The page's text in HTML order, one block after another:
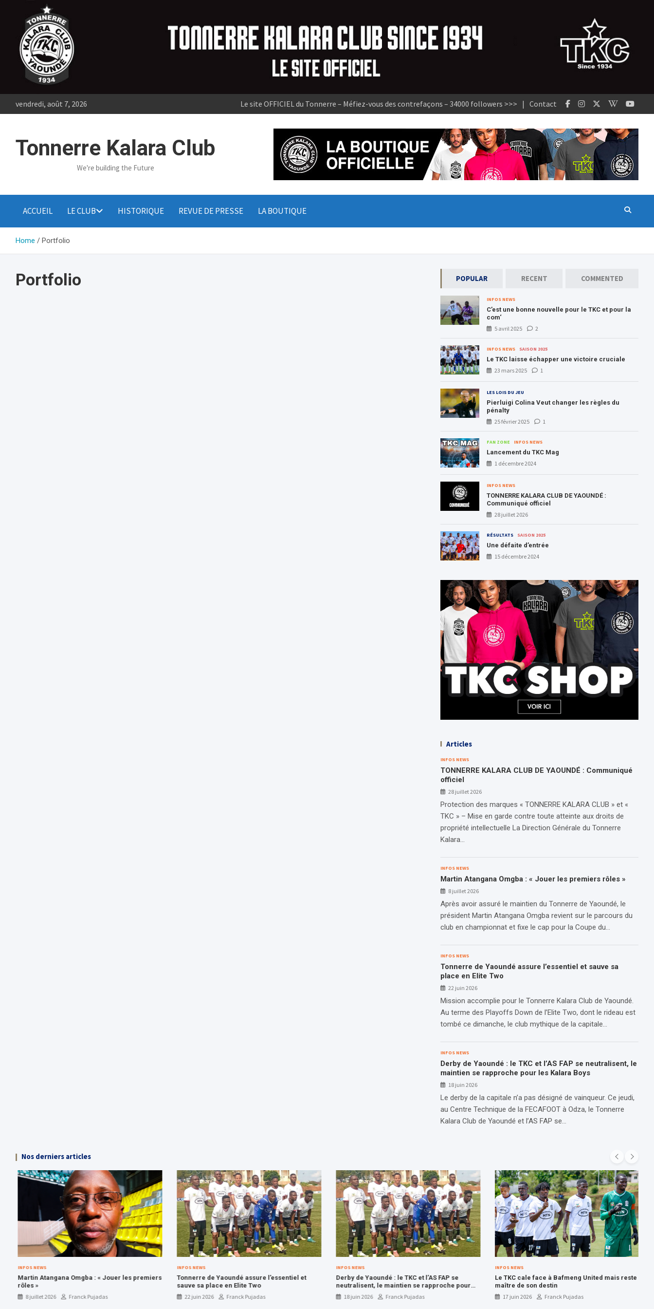
vendredi, août 7, 2026 Le site OFFICIEL du Tonnerre – Méfiez-vous des contrefaçons – 34000 followers >>> Contact
Tonnerre Kalara Club
We're building the Future
ACCUEIL LE CLUB HISTORIQUE REVUE DE PRESSE LA BOUTIQUE
Home Portfolio
Portfolio POPULAR RECENT COMMENTED
INFOS NEWS
C’est une bonne nouvelle pour le TKC et pour la
com‘
5 avril 2025
2
INFOS NEWS SAISON 2025
Le TKC laisse échapper une victoire cruciale
23 mars 2025
1
LES LOIS DU JEU
Pierluigi Colina Veut changer les règles du
pénalty
25 février 2025
1
FAN ZONE INFOS NEWS
Lancement du TKC Mag
1 décembre 2024
INFOS NEWS
TONNERRE KALARA CLUB DE YAOUNDÉ :
Communiqué officiel
28 juillet 2026
RÉSULTATS SAISON 2025
Une défaite d’entrée
15 décembre 2024
Articles
INFOS NEWS
TONNERRE KALARA CLUB DE YAOUNDÉ : Communiqué
officiel
28 juillet 2026
Protection des marques « TONNERRE KALARA CLUB » et «
TKC » – Mise en garde contre toute atteinte aux droits de
propriété intellectuelle La Direction Générale du Tonnerre
Kalara…
INFOS NEWS
Martin Atangana Omgba : « Jouer les premiers rôles »
8 juillet 2026
Après avoir assuré le maintien du Tonnerre de Yaoundé, le
président Martin Atangana Omgba revient sur le parcours du
club en championnat et fixe le cap pour la Coupe du…
INFOS NEWS
Tonnerre de Yaoundé assure l’essentiel et sauve sa
place en Elite Two
22 juin 2026
Mission accomplie pour le Tonnerre Kalara Club de Yaoundé.
Au terme des Playoffs Down de l’Elite Two, dont le rideau est
tombé ce dimanche, le club mythique de la capitale…
INFOS NEWS
Derby de Yaoundé : le TKC et l’AS FAP se neutralisent, le
maintien se rapproche pour les Kalara Boys
18 juin 2026
Le derby de la capitale n’a pas désigné de vainqueur. Ce jeudi,
au Centre Technique de la FECAFOOT à Odza, le Tonnerre
Kalara Club de Yaoundé et l’AS FAP se…
Nos derniers articles
INFOS NEWS
Martin Atangana Omgba : « Jouer les premiers
rôles »
8 juillet 2026
Franck Pujadas
INFOS NEWS
Tonnerre de Yaoundé assure l’essentiel et
sauve sa place en Elite Two
22 juin 2026
Franck Pujadas
INFOS NEWS
Derby de Yaoundé : le TKC et l’AS FAP se
neutralisent, le maintien se rapproche pour
les Kalara Boys
18 juin 2026 Franck Pujadas
INFOS NEWS
Le TKC cale face à Bafmeng United mais reste
maître de son destin
17 juin 2026
Franck Pujadas